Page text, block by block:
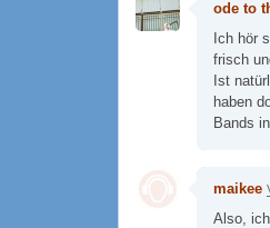
ode to
Ich hör
frisch
Ist
haben
Bands
maikee
Also,